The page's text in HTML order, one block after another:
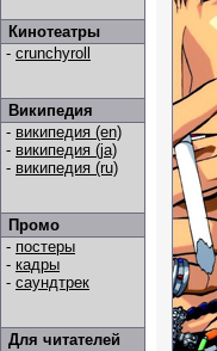
Кинотеатры
- crunchyroll
Википедия
- википедия (en)
- википедия (ja)
- википедия (ru)
Промо
- постеры
- кадры
- саундтрек
Для читателей